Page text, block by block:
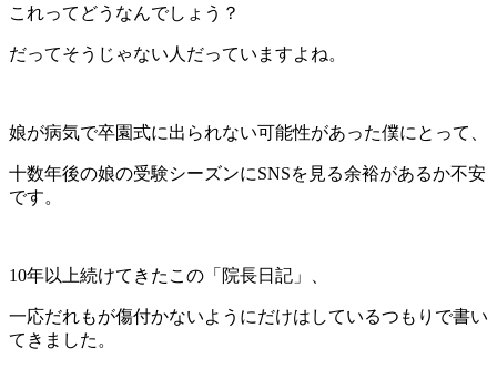
これってどうなんでしょう？
だってそうじゃない人だっていますよね。
娘が病気で卒園式に出られない可能性があった僕にとって、
十数年後の娘の受験シーズンにSNSを見る余裕があるか不安
です。
10年以上続けてきたこの「院長日記」、
一応だれもが傷付かないようにだけはしているつもりで書い
てきました。